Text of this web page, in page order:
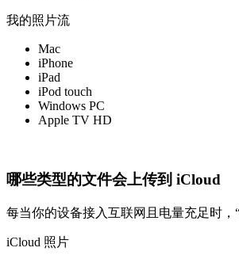
我的照片流
Mac
iPhone
iPad
iPod touch
Windows PC
Apple TV HD
哪些类型的文件会上传到 iCloud
每当你的设备接入互联网且电量充足时，
iCloud 照片